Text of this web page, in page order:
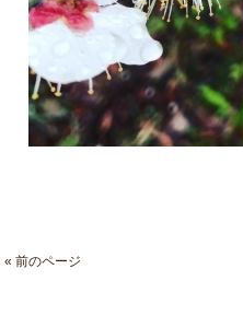
« 前のページ